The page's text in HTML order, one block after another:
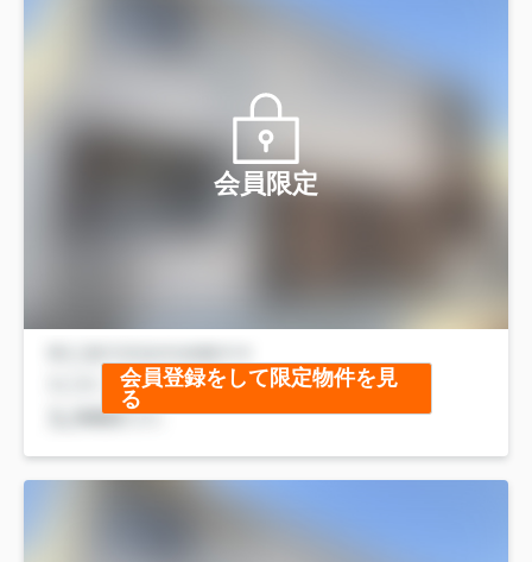
会員限定
会員登録をして限定物件を見
る